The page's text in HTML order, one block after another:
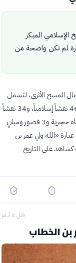
المبكر
لم تكن واضحة من
المسح الأثري، لتشمل
156 موقعاً أثرياً جديداً. من أبرز هذه المكتشفات 461 نقشاً إسلامياً، و34 نقشاً
ثمودياً، و1259 رسماً صخرياً، بالإضافة إلى 11 منشأة حجرية و3 قصور ومبانٍ
«الله ولي عمر بن
على التاريخ
قبل 4 أيام
الخطاب